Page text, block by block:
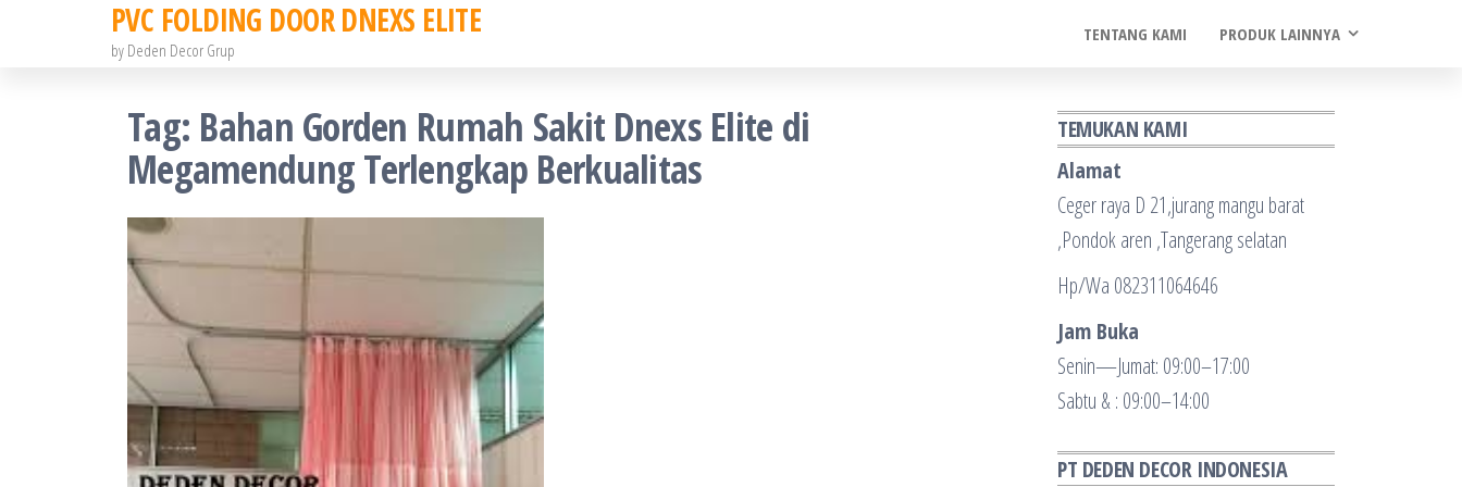
PVC FOLDING DOOR DNEXS ELITE
by Deden Decor Grup
TENTANG KAMI PRODUK LAINNYA
Tag: Bahan Gorden Rumah Sakit Dnexs Elite di
Megamendung Terlengkap Berkualitas
TEMUKAN KAMI
Alamat
Ceger raya D 21,jurang mangu barat
,Pondok aren ,Tangerang selatan
Hp/Wa 082311064646
Jam Buka
Senin—Jumat: 09:00–17:00
Sabtu & : 09:00–14:00
PT DEDEN DECOR INDONESIA